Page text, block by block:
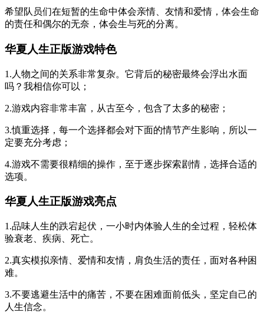
希望队员们在短暂的生命中体会亲情、友情和爱情，体会生命
的责任和偶尔的无奈，体会生与死的分离。
华夏人生正版游戏特色
1.人物之间的关系非常复杂。它背后的秘密最终会浮出水面
吗？我相信你可以；
2.游戏内容非常丰富，从古至今，包含了太多的秘密；
3.慎重选择，每一个选择都会对下面的情节产生影响，所以一
定要充分考虑；
4.游戏不需要很精细的操作，至于逐步探索剧情，选择合适的
选项。
华夏人生正版游戏亮点
1.品味人生的跌宕起伏，一小时内体验人生的全过程，轻松体
验衰老、疾病、死亡。
2.真实模拟亲情、爱情和友情，肩负生活的责任，面对各种困
难。
3.不要逃避生活中的痛苦，不要在困难面前低头，坚定自己的
人生信念。